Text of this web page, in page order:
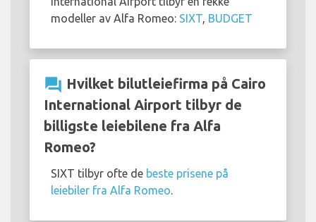
modeller av Alfa Romeo: SIXT, BUDGET
question_answer Hvilket bilutleiefirma på Cairo
International Airport tilbyr de
billigste leiebilene fra Alfa
Romeo?
SIXT tilbyr ofte de beste prisene på
leiebiler fra Alfa Romeo.